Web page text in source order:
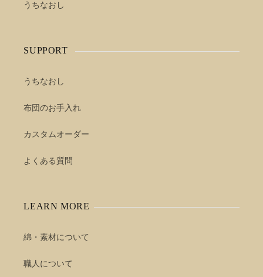
うちなおし
SUPPORT
うちなおし
布団のお手入れ
カスタムオーダー
よくある質問
LEARN MORE
綿・素材について
職人について